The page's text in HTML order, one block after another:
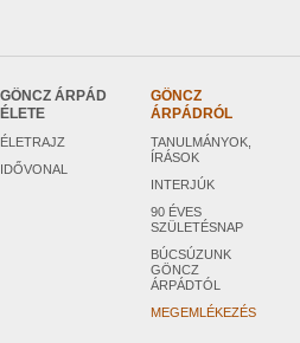
GÖNCZ ÁRPÁD
ÉLETE
ÉLETRAJZ
IDŐVONAL
GÖNCZ
ÁRPÁDRÓL
TANULMÁNYOK,
ÍRÁSOK
INTERJÚK
90 ÉVES
SZÜLETÉSNAP
BÚCSÚZUNK
GÖNCZ
ÁRPÁDTÓL
MEGEMLÉKEZÉS